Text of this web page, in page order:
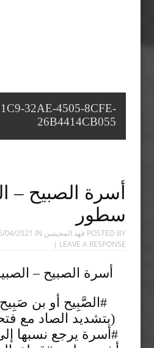
32AE-4505-8CFE-
26B4414CB055
أسرة الصبيح –
سطور
POSTED BY فهد المحيسن 04/2021 IN
| LEAVE A RESPONSE
أسرة الصبيح –
#الصَّبِيح‬⁩ أو بن
(بتشديد الصاد مع
⁧‫#أسرة‬⁩ يرجع نسبها